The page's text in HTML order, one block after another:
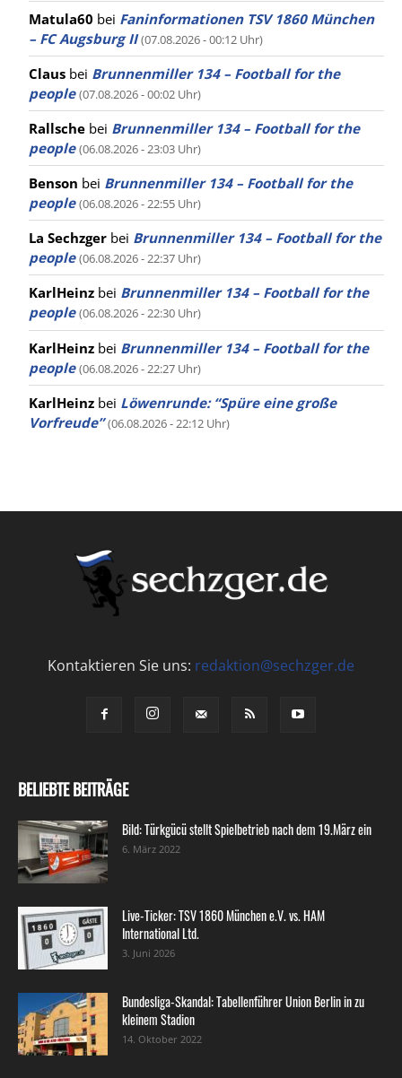
Matula60 bei Faninformationen TSV 1860 München
– FC Augsburg II (07.08.2026 - 00:12 Uhr)
Claus bei Brunnenmiller 134 – Football for the
people (07.08.2026 - 00:02 Uhr)
Rallsche bei Brunnenmiller 134 – Football for the
people (06.08.2026 - 23:03 Uhr)
Benson bei Brunnenmiller 134 – Football for the
people (06.08.2026 - 22:55 Uhr)
La Sechzger bei Brunnenmiller 134 – Football for the
people (06.08.2026 - 22:37 Uhr)
KarlHeinz bei Brunnenmiller 134 – Football for the
people (06.08.2026 - 22:30 Uhr)
KarlHeinz bei Brunnenmiller 134 – Football for the
people (06.08.2026 - 22:27 Uhr)
KarlHeinz bei Löwenrunde: “Spüre eine große
Vorfreude” (06.08.2026 - 22:12 Uhr)
Kontaktieren Sie uns: redaktion@sechzger.de
BELIEBTE BEITRÄGE
Bild: Türkgücü stellt Spielbetrieb nach dem 19.März ein
6. März 2022
Live-Ticker: TSV 1860 München e.V. vs. HAM
International Ltd.
3. Juni 2026
Bundesliga-Skandal: Tabellenführer Union Berlin in zu
kleinem Stadion
14. Oktober 2022